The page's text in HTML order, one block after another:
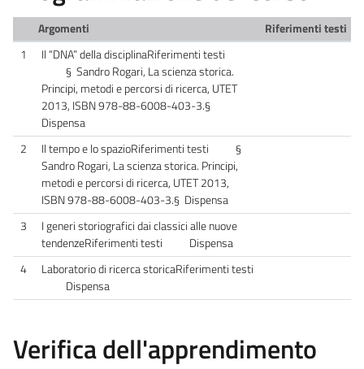
Argomenti
Riferimenti testi
1
Il “DNA” della disciplinaRiferimenti testi
§ Sandro Rogari, La scienza storica.
Principi, metodi e percorsi di ricerca, UTET
2013, ISBN 978-88-6008-403-3.§
Dispensa
2
Il tempo e lo spazioRiferimenti testi §
Sandro Rogari, La scienza storica. Principi,
metodi e percorsi di ricerca, UTET 2013,
ISBN 978-88-6008-403-3.§ Dispensa
3
I generi storiografici dai classici alle nuove
tendenzeRiferimenti testi Dispensa
4
Laboratorio di ricerca storicaRiferimenti testi
Dispensa
Verifica dell'apprendimento